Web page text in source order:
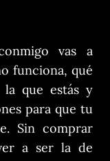
vas a
funciona, qué
que estás y
para que tu
Sin comprar
a ser la de